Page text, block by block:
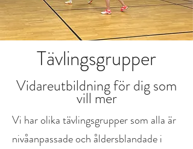
Tävlingsgrupper
Vidareutbildning för dig som
vill mer
Vi har olika tävlingsgrupper som alla är
nivåanpassade och åldersblandade i